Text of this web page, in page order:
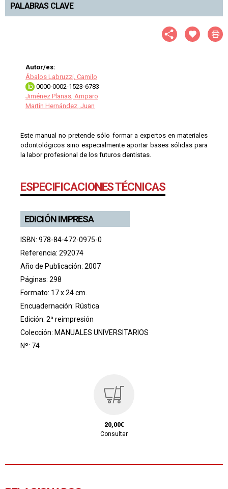
PALABRAS CLAVE
Autor/es:
Ábalos Labruzzi, Camilo
0000-0002-1523-6783
Jiménez Planas, Amparo
Martín Hernández, Juan
Este manual no pretende sólo formar a expertos en materiales
odontológicos sino especialmente aportar bases sólidas para
la labor profesional de los futuros dentistas.
ESPECIFICACIONES TÉCNICAS
EDICIÓN IMPRESA
ISBN: 978-84-472-0975-0
Referencia: 292074
Año de Publicación: 2007
Páginas: 298
Formato: 17 x 24 cm.
Encuadernación: Rústica
Edición: 2ª reimpresión
Colección: MANUALES UNIVERSITARIOS
Nº: 74
20,00€
Consultar